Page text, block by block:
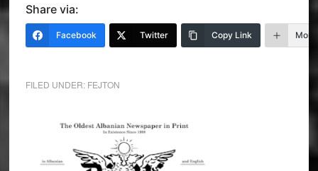
Share via:
Facebook Twitter Copy Link More
FILED UNDER: FEJTON